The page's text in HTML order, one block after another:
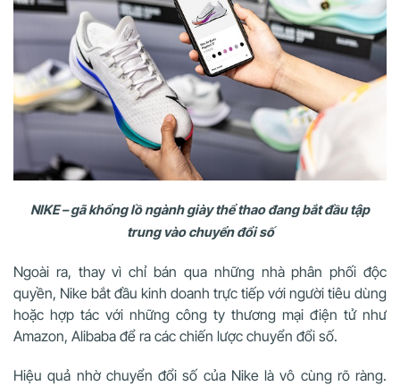
NIKE – gã khổng lồ ngành giày thể thao đang bắt đầu tập
trung vào chuyển đổi số
Ngoài ra, thay vì chỉ bán qua những nhà phân phối độc
quyền, Nike bắt đầu kinh doanh trực tiếp với người tiêu dùng
hoặc hợp tác với những công ty thương mại điện tử như
Amazon, Alibaba để ra các chiến lược chuyển đổi số.
Hiệu quả nhờ chuyển đổi số của Nike là vô cùng rõ ràng.